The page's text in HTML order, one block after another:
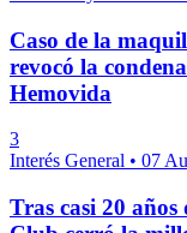
Caso de la
revocó la
Hemovida
3
Interés General • 07
Tras casi 20